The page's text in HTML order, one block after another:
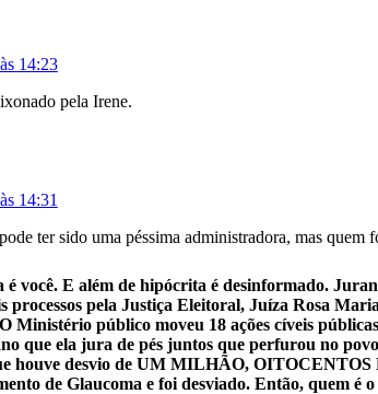
14:23
pela Irene.
14:31
ter sido uma péssima administradora, mas
você. E além de hipócrita é desinformado.
processos pela Justiça Eleitoral, Juíza Rosa
Ministério público moveu 18 ações cíveis
que ela jura de pés juntos que perfurou no
houve desvio de UM MILHÃO,
de Glaucoma e foi desviado. Então, quem é